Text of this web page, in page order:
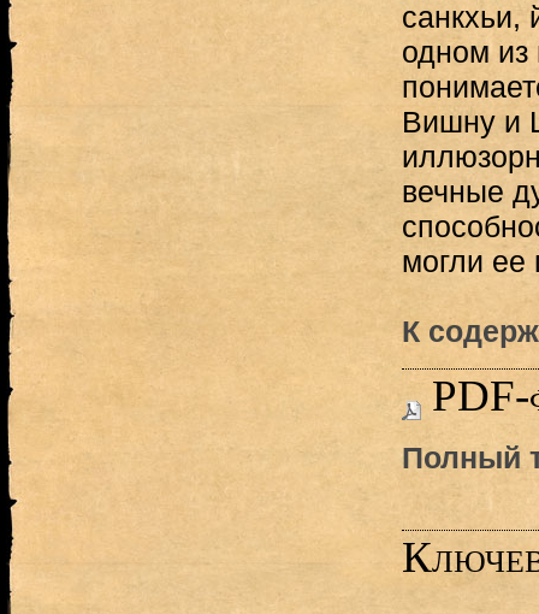
санкхьи,
одном из
Вишну и
вечные
могли ее
К
PDF-
Полный